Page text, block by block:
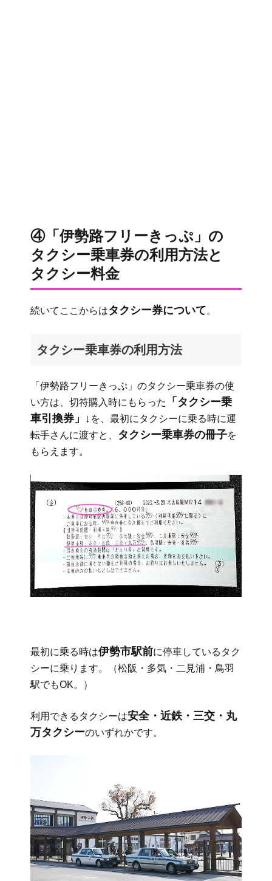
④「伊勢路フリーきっぷ」の
タクシー乗車券の利用方法と
タクシー料金
続いてここからはタクシー券について。
タクシー乗車券の利用方法
「伊勢路フリーきっぷ」のタクシー乗車券の使
い方は、切符購入時にもらった
「タクシー乗
車引換券」↓ を、最初にタクシーに乗る時に運
転手さんに渡すと、
タクシー乗車券の冊子を
もらえます。
最初に乗る時は伊勢市駅前に停車しているタク
シーに乗ります。（松阪・多気・二見浦・鳥羽
駅でもOK。）
利用できるタクシーは安全・近鉄・三交・丸
万タクシーのいずれかです。